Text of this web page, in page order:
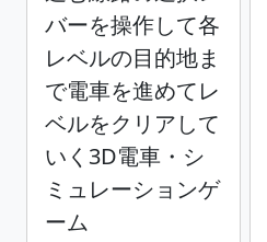
バーを操作して各
レベルの目的地ま
で電車を進めてレ
ベルをクリアして
いく3D電車・シ
ミュレーションゲ
ーム